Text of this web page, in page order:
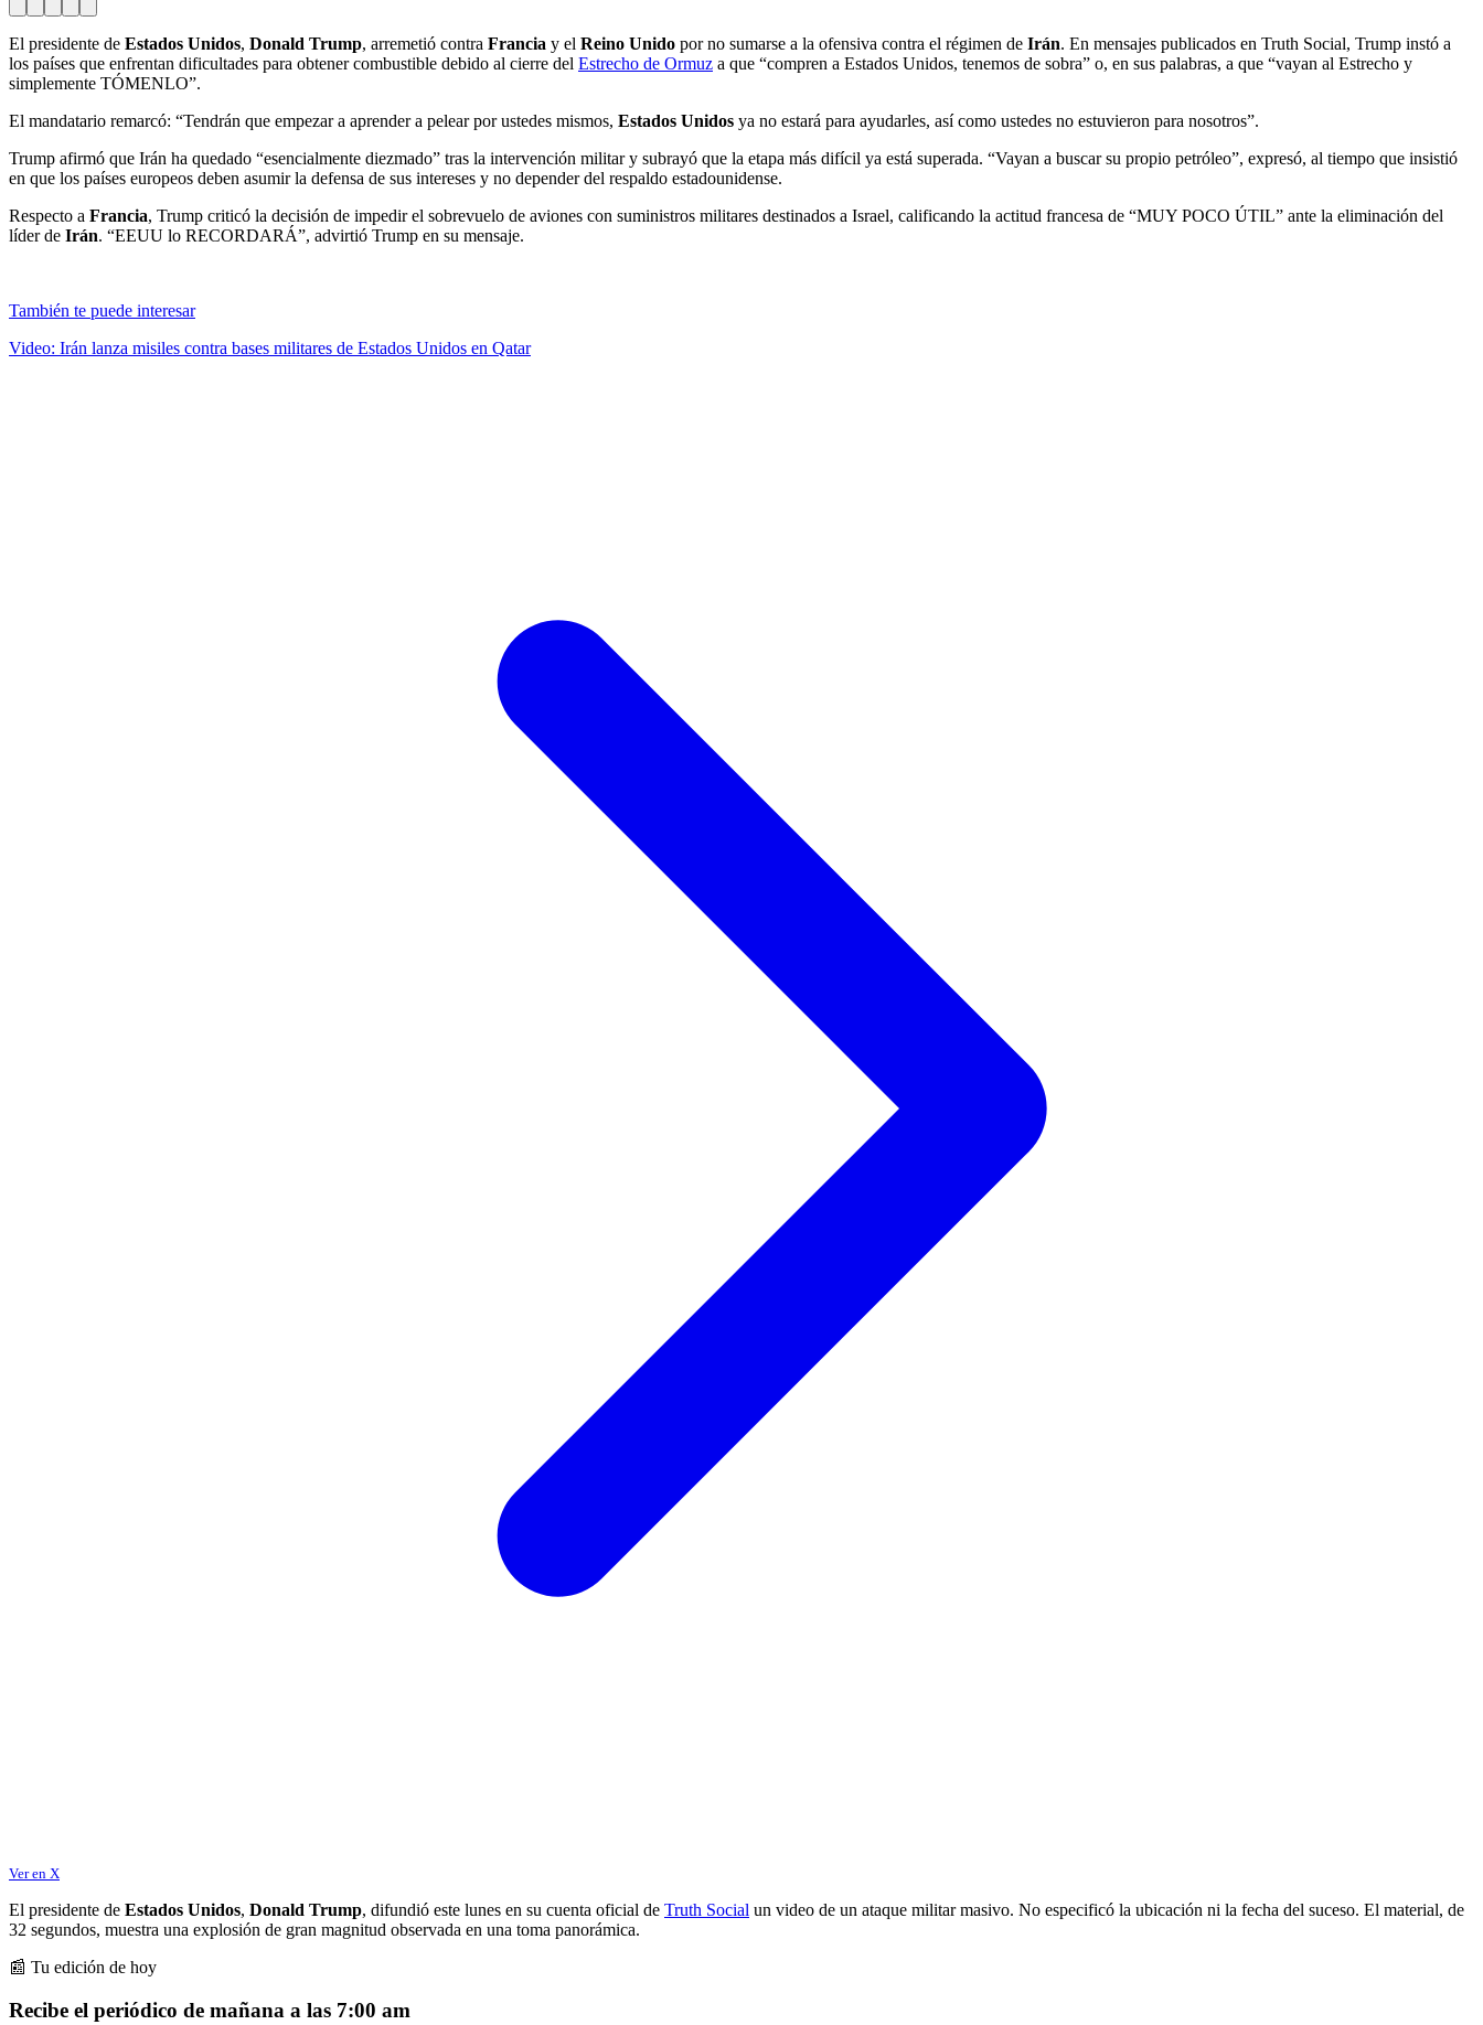
El presidente de Estados Unidos, Donald Trump, arremetió contra Francia y el Reino Unido por no sumarse a la ofensiva contra el régimen de Irán. En mensajes publicados en Truth Social, Trump instó a
los países que enfrentan dificultades para obtener combustible debido al cierre del Estrecho de Ormuz a que “compren a Estados Unidos, tenemos de sobra” o, en sus palabras, a que “vayan al Estrecho y
simplemente TÓMENLO”.
El mandatario remarcó: “Tendrán que empezar a aprender a pelear por ustedes mismos, Estados Unidos ya no estará para ayudarles, así como ustedes no estuvieron para nosotros”.
Trump afirmó que Irán ha quedado “esencialmente diezmado” tras la intervención militar y subrayó que la etapa más difícil ya está superada. “Vayan a buscar su propio petróleo”, expresó, al tiempo que insistió
en que los países europeos deben asumir la defensa de sus intereses y no depender del respaldo estadounidense.
Respecto a Francia, Trump criticó la decisión de impedir el sobrevuelo de aviones con suministros militares destinados a Israel, calificando la actitud francesa de “MUY POCO ÚTIL” ante la eliminación del
líder de Irán. “EEUU lo RECORDARÁ”, advirtió Trump en su mensaje.
También te puede interesar
Video: Irán lanza misiles contra bases militares de Estados Unidos en Qatar
Ver en X
El presidente de Estados Unidos, Donald Trump, difundió este lunes en su cuenta oficial de Truth Social un video de un ataque militar masivo. No especificó la ubicación ni la fecha del suceso. El material, de
32 segundos, muestra una explosión de gran magnitud observada en una toma panorámica.
📰 Tu edición de hoy
Recibe el periódico de mañana a las 7:00 am